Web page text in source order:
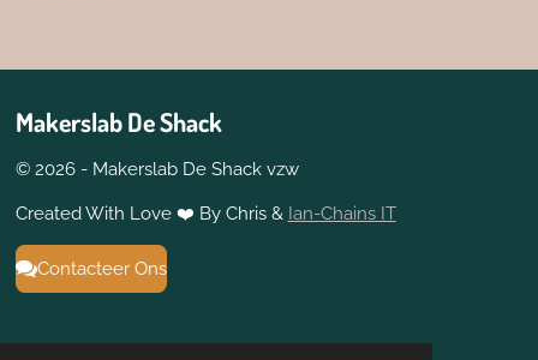
Makerslab De Shack
© 2026 - Makerslab De Shack vzw
Created With Love ❤️ By Chris & Ian-Chains IT
Contacteer Ons